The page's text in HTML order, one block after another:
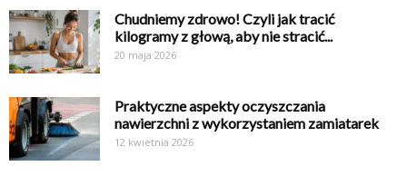
Chudniemy zdrowo! Czyli jak tracić
kilogramy z głową, aby nie stracić...
20 maja 2026
Praktyczne aspekty oczyszczania
nawierzchni z wykorzystaniem zamiatarek
12 kwietnia 2026